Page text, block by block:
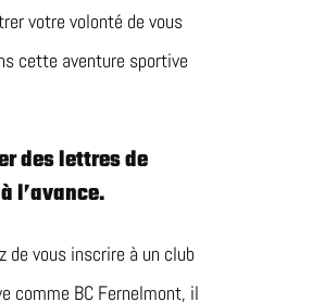
votre volonté de vous
cette aventure sportive
des lettres de
l’avance.
de vous inscrire à un club
comme BC Fernelmont, il